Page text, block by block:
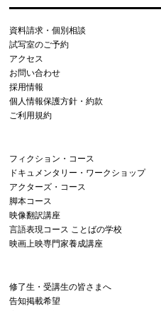
資料請求・個別相談
試写室のご予約
アクセス
お問い合わせ
採用情報
個人情報保護方針・約款
ご利用規約
フィクション・コース
ドキュメンタリー・ワークショップ
アクターズ・コース
脚本コース
映像翻訳講座
言語表現コース ことばの学校
映画上映専門家養成講座
修了生・受講生の皆さまへ
告知掲載希望